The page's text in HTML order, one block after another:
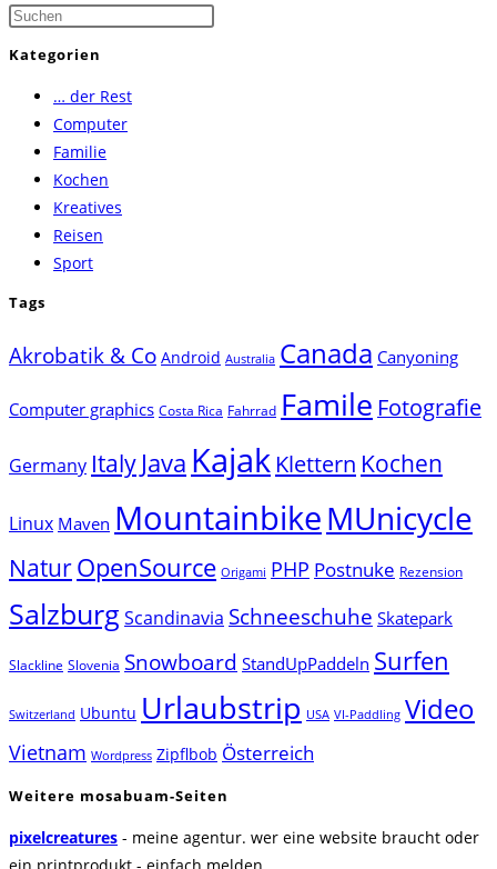
Press
Kategorien
… der Rest
Computer
Familie
Kochen
Kreatives
Reisen
Sport
Tags
Akrobatik & Co Android Australia Canada Canyoning
Computer graphics Costa Rica Fahrrad Famile Fotografie
Germany Italy Java Kajak Klettern Kochen
Linux Maven MountainbikeMUnicycle
NaturOpenSource Origami PHP Postnuke Rezension
SalzburgScandinavia Schneeschuhe Skatepark
Slackline Slovenia Snowboard StandUpPaddeln Surfen
Switzerland Ubuntu Urlaubstrip USA VI-Paddling Video
Vietnam Wordpress Zipflbob Österreich
Weitere mosabuam-Seiten
pixelcreatures - meine agentur. wer eine website braucht oder